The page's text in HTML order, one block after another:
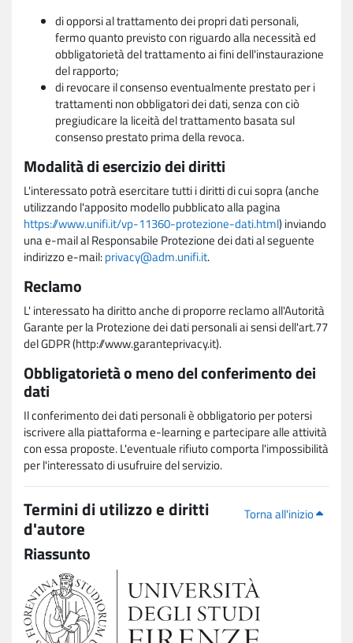
di opporsi al trattamento dei propri dati personali,
fermo quanto previsto con riguardo alla necessità ed
obbligatorietà del trattamento ai fini dell'instaurazione
del rapporto;
di revocare il consenso eventualmente prestato per i
trattamenti non obbligatori dei dati, senza con ciò
pregiudicare la liceità del trattamento basata sul
consenso prestato prima della revoca.
Modalità di esercizio dei diritti
L'interessato potrà esercitare tutti i diritti di cui sopra (anche
utilizzando l'apposito modello pubblicato alla pagina
https://www.unifi.it/vp-11360-protezione-dati.html) inviando
una e-mail al Responsabile Protezione dei dati al seguente
indirizzo e-mail:privacy@adm.unifi.it.
Reclamo
L' interessato ha diritto anche di proporre reclamo all'Autorità
Garante per la Protezione dei dati personali ai sensi dell'art.77
del GDPR (http://www.garanteprivacy.it).
Obbligatorietà o meno del conferimento dei
dati
Il conferimento dei dati personali è obbligatorio per potersi
iscrivere alla piattaforma e-learning e partecipare alle attività
con essa proposte. L'eventuale rifiuto comporta l'impossibilità
per l'interessato di usufruire del servizio.
Torna all'inizio
Termini di utilizzo e diritti
d'autore
Riassunto